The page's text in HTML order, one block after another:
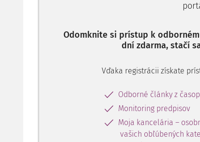
Odomknite si prístup k
dní zdarma, stačí
Vďaka registrácii získate
Odborné články z
Monitoring predpisov
Moja kancelária –
vašich obľúbených